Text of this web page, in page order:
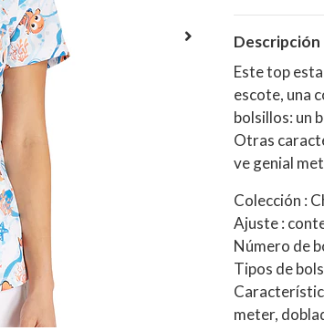
Descripción
Este top
escote, una
bolsillos: un
Otras
ve genial
Colección :
Ajuste :
Número de
Tipos de
meter,